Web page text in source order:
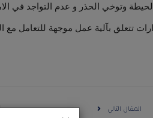
وتوخي الحذر و عدم التواجد في
تتعلق بآلية عمل موجهة للتعامل مع
المقال التالي